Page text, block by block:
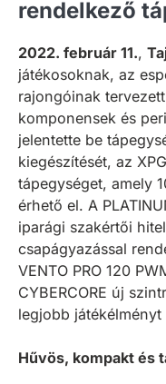
rendelkező
2022. február 11.,
játékosoknak, az
rajongóinak
komponensek és
jelentette be
kiegészítését, az
tápegységet, amely
érhető el. A
iparági szakértői
csapágyazással
VENTO PRO 120
CYBERCORE új
legjobb játékélményt
Hűvös, kompakt és